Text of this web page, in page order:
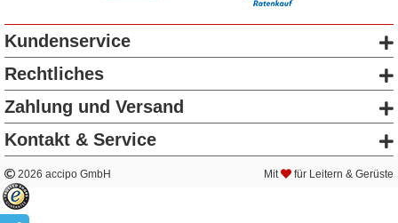
Kundenservice
Rechtliches
Zahlung und Versand
Kontakt & Service
2026 accipo GmbH Mit für Leitern & Gerüste